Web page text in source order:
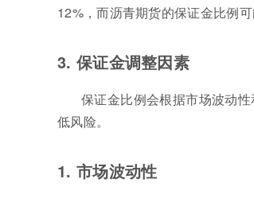
12%，而沥青期货的保证金比例可
3. 保证金调整因素
保证金比例会根据市场波动
低风险。
1. 市场波动性